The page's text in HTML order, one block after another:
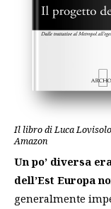
Il libro di Luca
Amazon
Un po’ diversa
dell’Est Europa
generalmente